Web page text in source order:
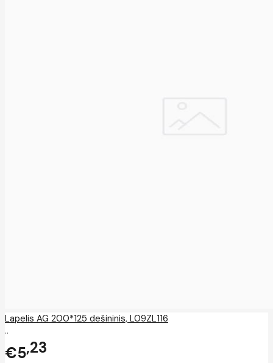
Lapelis AG 200*125 dešininis, L09ZL116
..
€5 23